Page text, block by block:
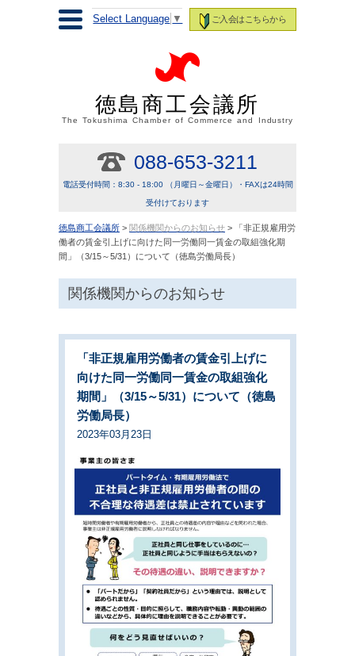
ご入会はこちらから
Select Language ▼
徳島商工会議所
The Tokushima Chamber of Commerce and Industry
088-653-3211
電話受付時間：8:30 - 18:00 （月曜日～金曜日）・FAXは24時間
受付けております
徳島商工会議所 > 関係機関からのお知らせ > 「非正規雇用労
働者の賃金引上げに向けた同一労働同一賃金の取組強化期
間」（3/15～5/31）について（徳島労働局長）
関係機関からのお知らせ
「非正規雇用労働者の賃金引上げに
向けた同一労働同一賃金の取組強化
期間」（3/15～5/31）について（徳島
労働局長）
2023年03月23日